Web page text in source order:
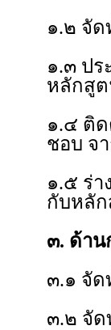
๑.๒ จั
๑.๓ ปร
หลักสู
๑.๔ ติด
ชอบ จ
๑.๕ ร่า
กับหลั
๓. ด้าน
๓.๑ จัด
๓.๒ จัด